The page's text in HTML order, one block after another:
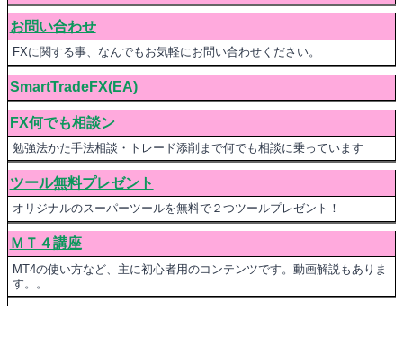
お問い合わせ
FXに関する事、なんでもお気軽にお問い合わせください。
SmartTradeFX(EA)
FX何でも相談ン
勉強法かた手法相談・トレード添削まで何でも相談に乗っています
ツール無料プレゼント
オリジナルのスーパーツールを無料で２つツールプレゼント！
ＭＴ４講座
MT4の使い方など、主に初心者用のコンテンツです。動画解説もありま
す。。